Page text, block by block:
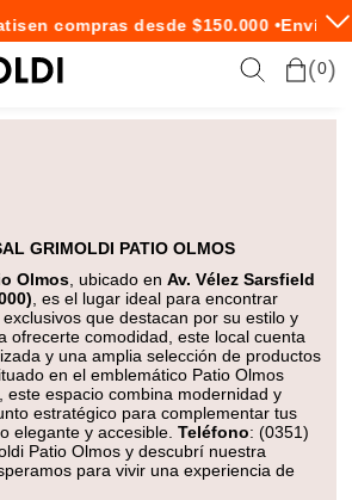
en compras desde $150.000 •Envío
0
GRIMOLDI PATIO OLMOS
Olmos , ubicado enAv. Vélez Sarsfield
, es el lugar ideal para encontrar
que destacan por su estilo y
ofrecerte comodidad, este local cuenta
y una amplia selección de productos
en el emblemático Patio Olmos
este espacio combina modernidad y
estratégico para complementar tus
elegante y accesible.Teléfono: (0351)
Patio Olmos y descubrí nuestra
para vivir una experiencia de